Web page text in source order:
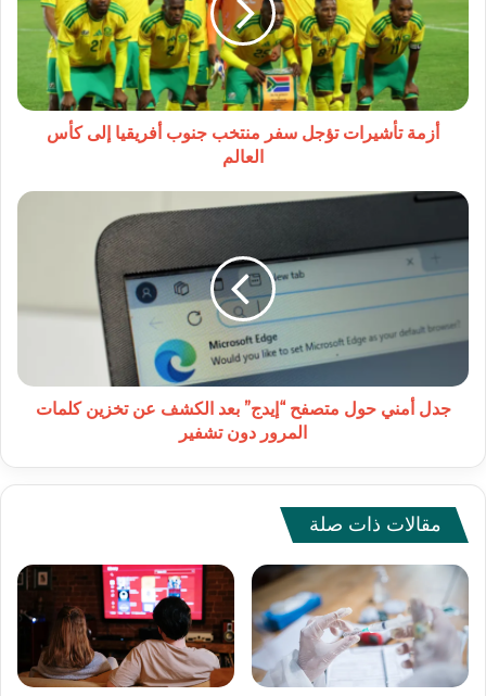
جنوب
كأس
العالمأزمة تأشيرات تؤجل سفر منتخب جنوب أفريقيا إلى كأس
العالم
جدل
حول
متصفح
“إيدج”
الكشف
تخزين
كلمات
جدل أمني حول متصفح “إيدج” بعد الكشف عن تخزين كلمات
المرور دون تشفير
مقالات ذات صلة